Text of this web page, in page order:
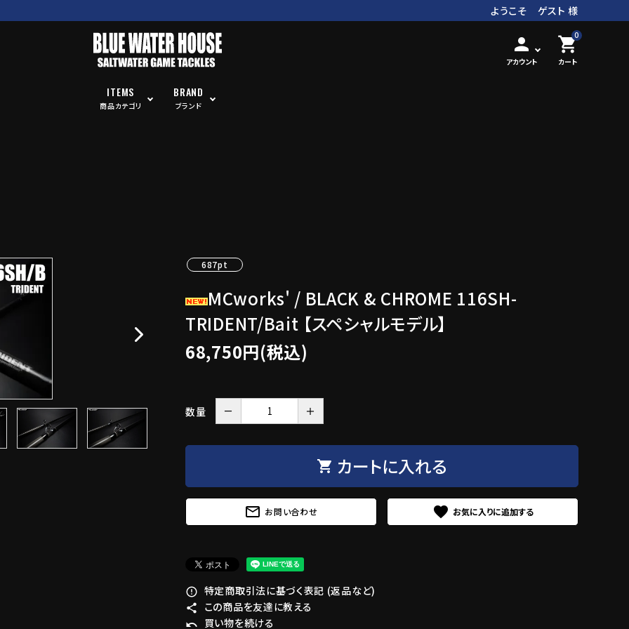
ようこそ ゲスト 様
person
アカウント
0
shopping_cart
カート
ITEMS
商品カテゴリ
BRAND
ブランド
687pt
MCworks' / BLACK & CHROME 116SH-
TRIDENT/Bait 【スペシャルモデル】
68,750円(税込)
数量 － ＋
shopping_cart カートに入れる
mail_outline お問い合わせ favorite
error_outline 特定商取引法に基づく表記 (返品など)
share この商品を友達に教える
undo 買い物を続ける